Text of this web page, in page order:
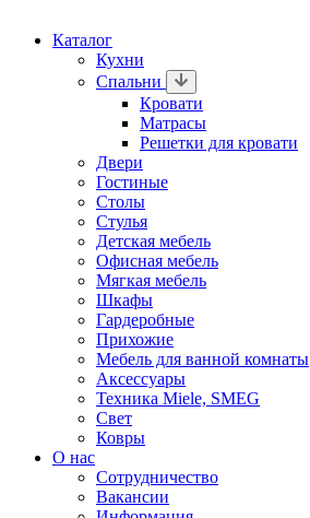
Каталог
Кухни
Спальни
Кровати
Матрасы
Решетки для кровати
Двери
Гостиные
Столы
Стулья
Детская мебель
Офисная мебель
Мягкая мебель
Шкафы
Гардеробные
Прихожие
Мебель для ванной комнаты
Аксессуары
Техника Miele, SMEG
Свет
Ковры
О нас
Сотрудничество
Вакансии